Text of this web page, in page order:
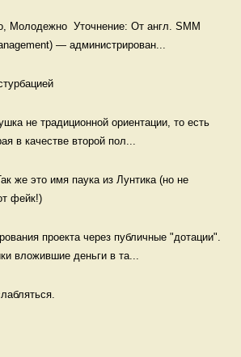
Молодежно  Уточнение: От англ. SMM
— администрирован...
не традиционной ориентации, то есть
в качестве второй пол...
же это имя паука из Лунтика (но не
фейк!)
проекта через публичные "дотации".
вложившие деньги в та...